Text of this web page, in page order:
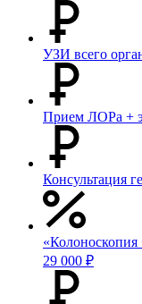
УЗИ всего
Прием ЛОРа +
Консультация
29 000 ₽